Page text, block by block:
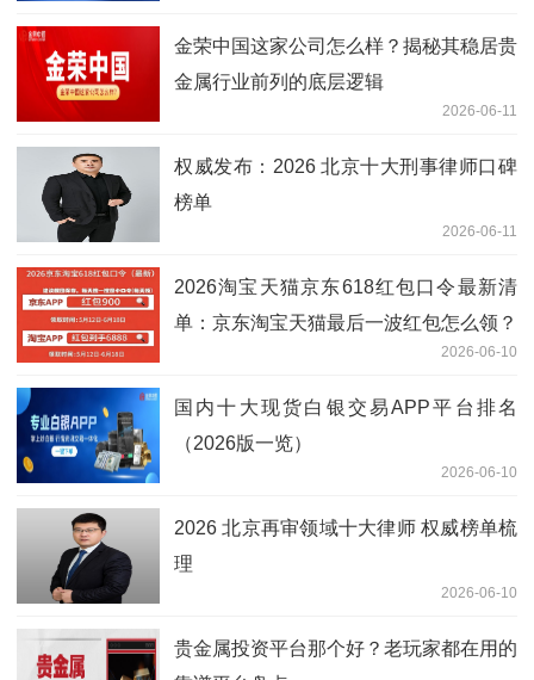
金荣中国这家公司怎么样？揭秘其稳居贵
金属行业前列的底层逻辑
2026-06-11
权威发布：2026 北京十大刑事律师口碑
榜单
2026-06-11
2026淘宝天猫京东618红包口令最新清
单：京东淘宝天猫最后一波红包怎么领？
最新实测有效的红包口令领取入口更新
2026-06-10
国内十大现货白银交易APP平台排名
（2026版一览）
2026-06-10
2026 北京再审领域十大律师 权威榜单梳
理
2026-06-10
贵金属投资平台那个好？老玩家都在用的